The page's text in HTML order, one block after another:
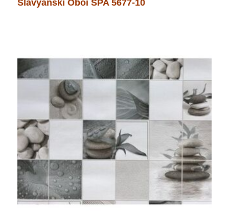
Slavyanski Oboi SPA 5677-10